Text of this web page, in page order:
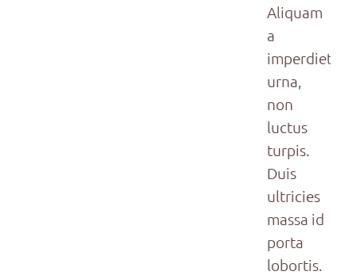
Aliquam
a
imperdiet
urna,
non
luctus
turpis.
Duis
ultricies
massa id
porta
lobortis.